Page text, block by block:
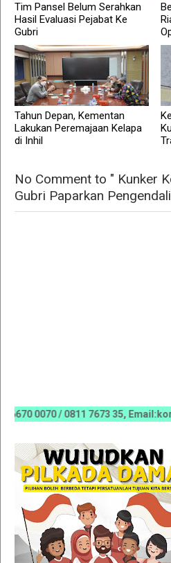
Tim Pansel Belum Serahkan
Hasil Evaluasi Pejabat Ke
Gubri
Tahun Depan, Kementan
Lakukan Peremajaan Kelapa
di Inhil
No Comment to " Kunker
Gubri Paparkan
0070 / 0811 7673 35,